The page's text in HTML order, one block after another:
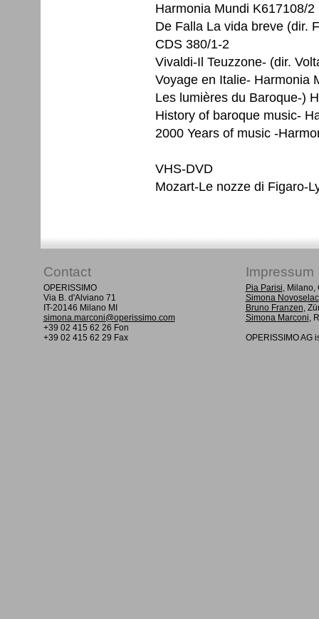
Harmonia Mundi K617108/2
De Falla La vida breve (dir.
CDS 380/1-2
Vivaldi-Il Teuzzone- (dir.
Voyage en Italie- Harmonia
Les lumières du Baroque-)
History of baroque music-
2000 Years of music -
VHS-DVD
Mozart-Le nozze di Figaro-
Contact Impressum
OPERISSIMO
Via B. d'Alviano 71
IT-20146 Milano MI
simona.marconi@operissimo.com
+39 02 415 62 26 Fon
+39 02 415 62 29 Fax
Pia Parisi, Milano,
Simona Novoselac
Bruno Franzen,
Simona Marconi,
OPERISSIMO AG